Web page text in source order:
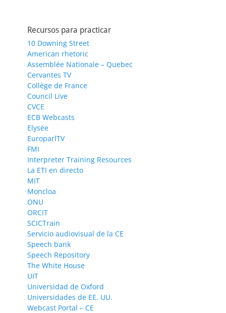
Recursos para practicar
10 Downing Street
American rhetoric
Assemblée Nationale – Quebec
Cervantes TV
Collège de France
Council Live
CVCE
ECB Webcasts
Elysée
EuroparlTV
FMI
Interpreter Training Resources
La ETI en directo
MIT
Moncloa
ONU
ORCIT
SCICTrain
Servicio audiovisual de la CE
Speech bank
Speech Repository
The White House
UIT
Universidad de Oxford
Universidades de EE. UU.
Webcast Portal – CE